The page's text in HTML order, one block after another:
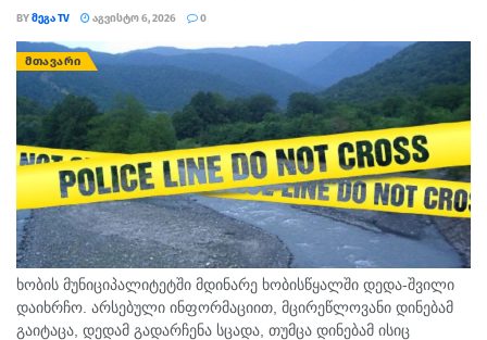
BYᲛᲔᲒᲐ TV ᲐᲒᲕᲘᲡᲢᲝ 6, 2026 0
ᲛᲗᲐᲕᲐᲠᲘ
ხობის მუნიციპალიტეტში მდინარე ხობისწყალში დედა-შვილი
დაიხრჩო. არსებული ინფორმაციით, მცირეწლოვანი დინებამ
გაიტაცა, დედამ გადარჩენა სცადა, თუმცა დინებამ ისიც